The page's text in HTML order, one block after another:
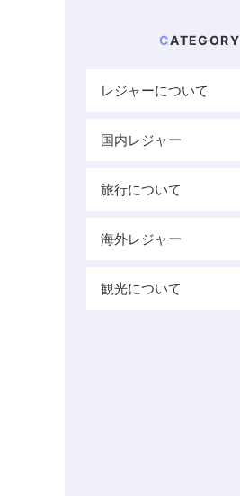
CATEGORY
レジャーについて
国内レジャー
旅行について
海外レジャー
観光について